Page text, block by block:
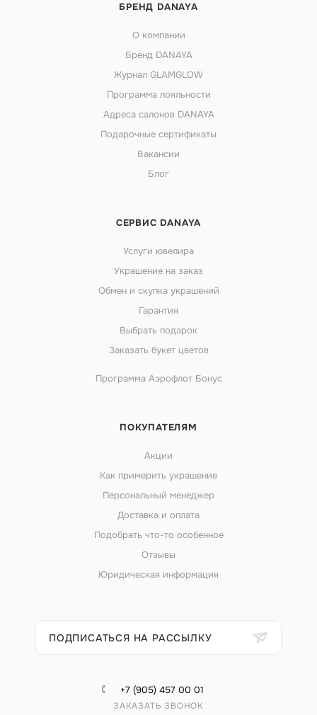
БРЕНД DANAYA
О компании
Бренд DANAYA
Журнал GLAMGLOW
Программа лояльности
Адреса салонов DANAYA
Подарочные сертификаты
Вакансии
Блог
СЕРВИС DANAYA
Услуги ювелира
Украшение на заказ
Обмен и скупка украшений
Гарантия
Выбрать подарок
Заказать букет цветов
Программа Аэрофлот Бонус
ПОКУПАТЕЛЯМ
Акции
Как примерить украшение
Персональный менеджер
Доставка и оплата
Подобрать что-то особенное
Отзывы
Юридическая информация
ПОДПИСАТЬСЯ НА РАССЫЛКУ
+7 (905) 457 00 01
ЗАКАЗАТЬ ЗВОНОК